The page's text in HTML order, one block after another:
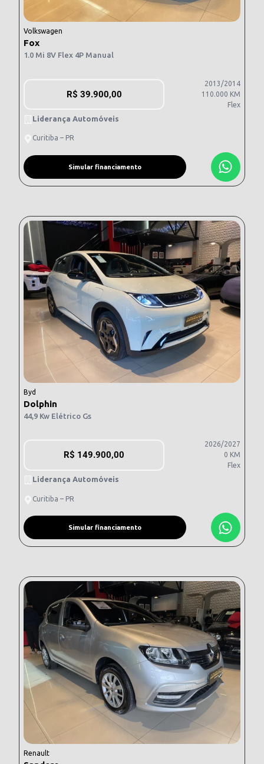
Volkswagen
Fox
1.0 Mi 8V Flex 4P Manual
R$ 39.900,00
2013/2014
110.000 KM
Flex
Liderança Automóveis
Curitiba – PR
Simular financiamento
Byd
Dolphin
44,9 Kw Elétrico Gs
R$ 149.900,00
2026/2027
0 KM
Flex
Liderança Automóveis
Curitiba – PR
Simular financiamento
Renault